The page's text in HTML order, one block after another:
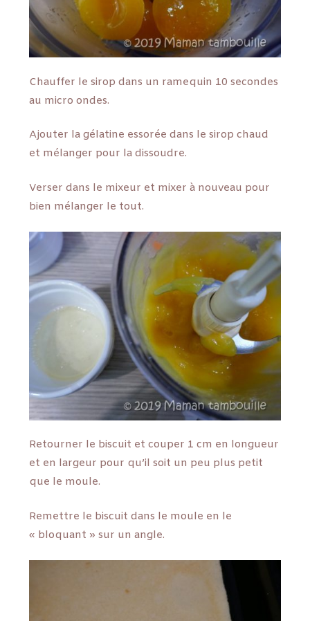
Chauffer le sirop dans un ramequin 10 secondes
au micro ondes.
Ajouter la gélatine essorée dans le sirop chaud
et mélanger pour la dissoudre.
Verser dans le mixeur et mixer à nouveau pour
bien mélanger le tout.
Retourner le biscuit et couper 1 cm en longueur
et en largeur pour qu’il soit un peu plus petit
que le moule.
Remettre le biscuit dans le moule en le
« bloquant » sur un angle.